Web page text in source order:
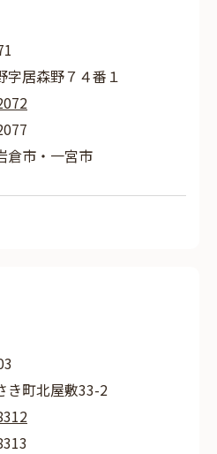
字居森野７４番１
倉市・一宮市
き町北屋敷33-2